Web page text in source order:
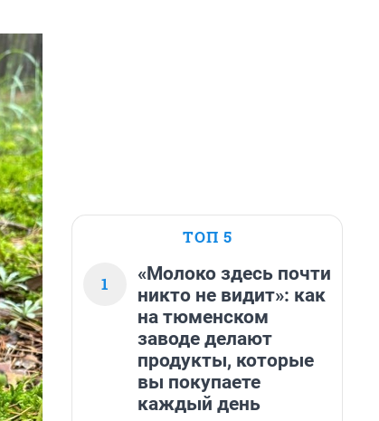
ТОП 5
1
«Молоко здесь почти
никто не видит»: как
на тюменском
заводе делают
продукты, которые
вы покупаете
каждый день